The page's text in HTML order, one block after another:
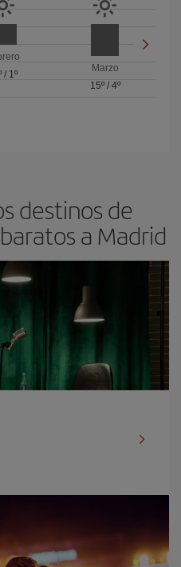
/ 1º
Marzo
15º/ 4º
destinos de
a Madrid